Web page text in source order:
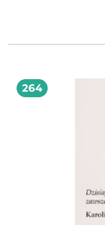
Stereotyp, który jest
Sekielski Marek Sekielski producent i dziennikarz telewizyjny, związany
20 lat. Rozpoczynał
współpracował z
TVN 24, program
następnie
Teorii spisku dla
dokumentu Tylko
Zabawy w
Ogarnij się, czyli
Jest OK. To
264